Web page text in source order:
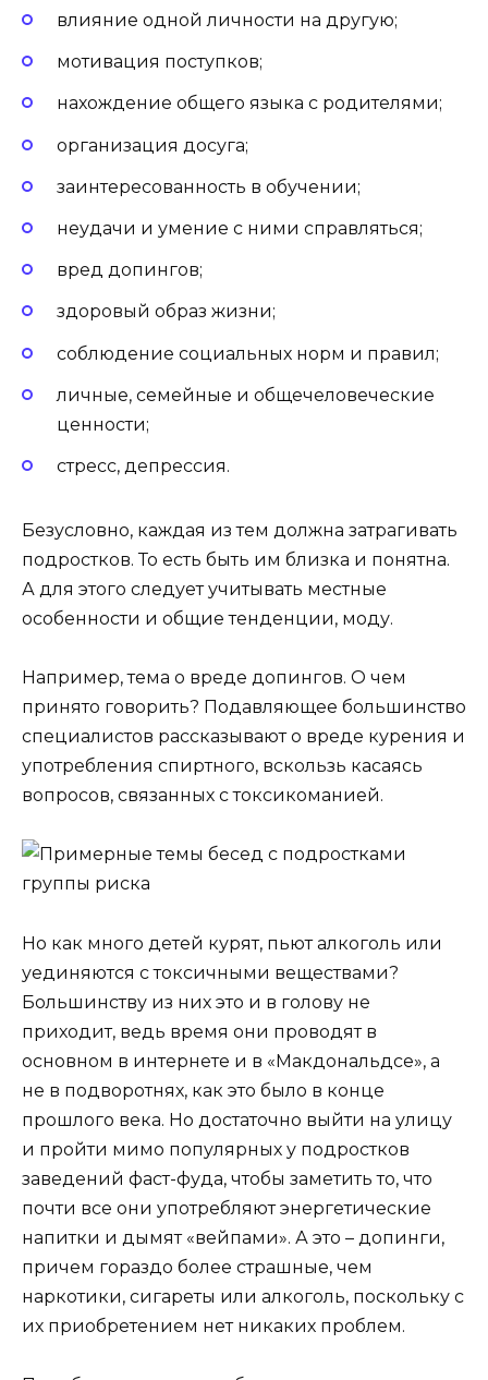
влияние одной личности на другую;
мотивация поступков;
нахождение общего языка с родителями;
организация досуга;
заинтересованность в обучении;
неудачи и умение с ними справляться;
вред допингов;
здоровый образ жизни;
соблюдение социальных норм и правил;
личные, семейные и общечеловеческие
ценности;
стресс, депрессия.
Безусловно, каждая из тем должна затрагивать
подростков. То есть быть им близка и понятна.
А для этого следует учитывать местные
особенности и общие тенденции, моду.
Например, тема о вреде допингов. О чем
принято говорить? Подавляющее большинство
специалистов рассказывают о вреде курения и
употребления спиртного, вскользь касаясь
вопросов, связанных с токсикоманией.
Но как много детей курят, пьют алкоголь или
уединяются с токсичными веществами?
Большинству из них это и в голову не
приходит, ведь время они проводят в
основном в интернете и в «Макдональдсе», а
не в подворотнях, как это было в конце
прошлого века. Но достаточно выйти на улицу
и пройти мимо популярных у подростков
заведений фаст-фуда, чтобы заметить то, что
почти все они употребляют энергетические
напитки и дымят «вейпами». А это – допинги,
причем гораздо более страшные, чем
наркотики, сигареты или алкоголь, поскольку с
их приобретением нет никаких проблем.